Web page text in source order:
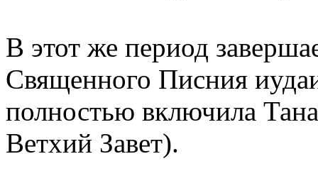
В этот же период
Священного Писния
полностью включила
Ветхий Завет).